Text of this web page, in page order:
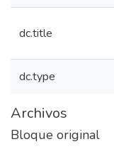
dc.title
dc.type
Archivos
Bloque original